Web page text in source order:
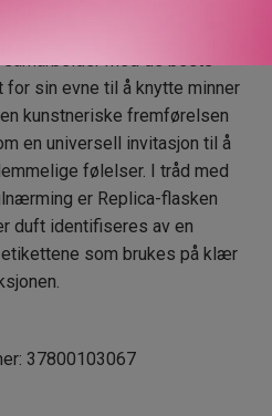
med de beste
for sin evne til å knytte minner
kunstneriske fremførelsen
en universell invitasjon til å
følelser. I tråd med
er Replica-flasken
duft identifiseres av en
som brukes på klær
37800103067